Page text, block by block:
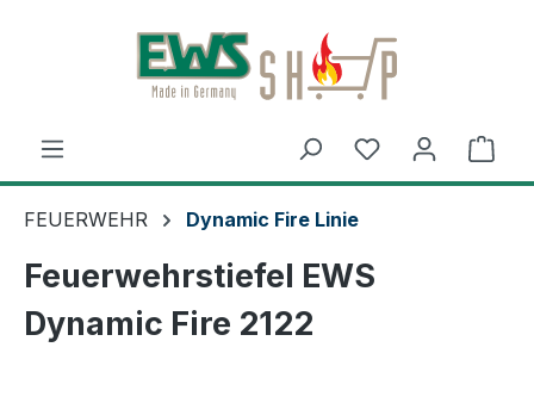
Zum Hauptinhalt springen
FEUERWEHR Dynamic Fire Linie
Feuerwehrstiefel EWS
Dynamic Fire 2122